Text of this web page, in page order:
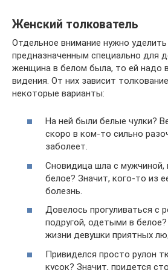
Женский толкователь
Отдельное внимание нужно
предназначенным специально для
женщина в белом была, то ей надо
видения. От них зависит
некоторые варианты:
На ней были белые чулки?
скоро в ком-то сильно
заболеет.
Сновидица шла с
белое? Значит, кого-то из
болезнь.
Довелось прогуливаться с
подругой, одетыми в
жизни девушки приятных
Привиделся просто рулон
кусок? Значит, придется